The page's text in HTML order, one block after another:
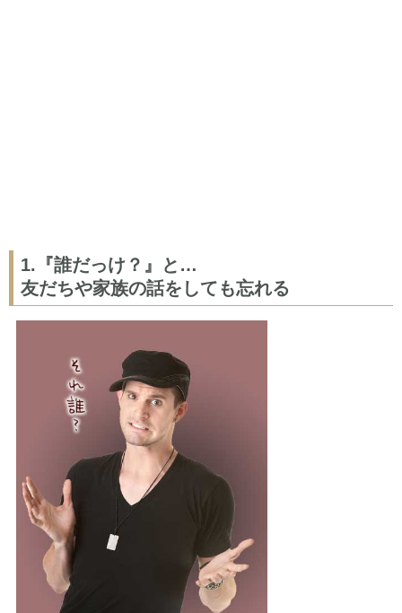
1.『誰だっけ？』と…
友だちや家族の話をしても忘れる